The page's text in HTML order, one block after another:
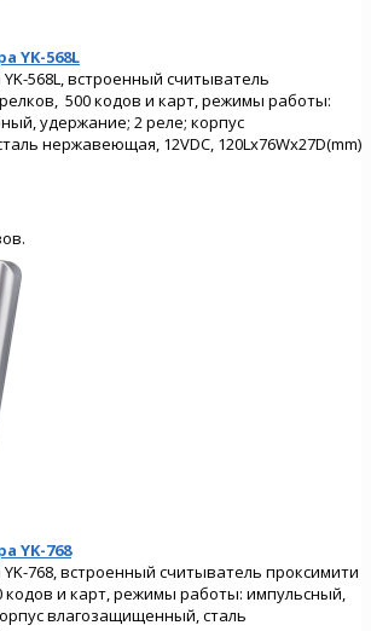
YK-568L
568L, встроенный считыватель
500 кодов и карт, режимы работы:
удержание; 2 реле; корпус
нержавеющая, 12VDC, 120Lx76Wx27D(mm)
YK-768
768, встроенный считыватель проксимити
кодов и карт, режимы работы: импульсный,
влагозащищенный, сталь